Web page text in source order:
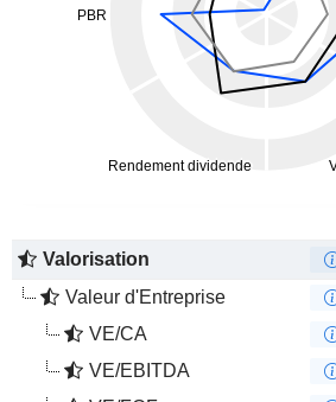
Valorisation
Valeur d'Entreprise
VE/CA
VE/EBITDA